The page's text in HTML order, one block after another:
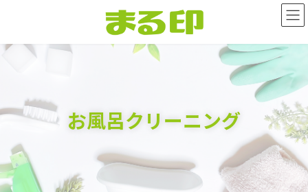
ン
ッ
ー
移
お風呂クリーニング